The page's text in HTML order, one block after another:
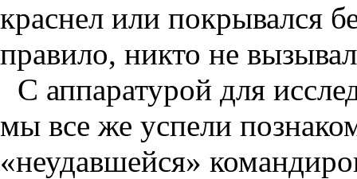
краснел или покрывался
правило, никто не
С аппаратурой для
мы все же успели
«неудавшейся»